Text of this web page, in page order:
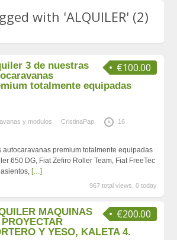
with 'ALQUILER' (2)
€100.00
3 de nuestras
totalmente equipadas
y modulos CristinaPap
16
autocaravanas premium totalmente equipadas
650 DG, Fiat Zefiro Roller Team, Fiat FreeTec
[…]
967 total views, 0 today
€200.00
MAQUINAS
Y YESO, KALETA 4.